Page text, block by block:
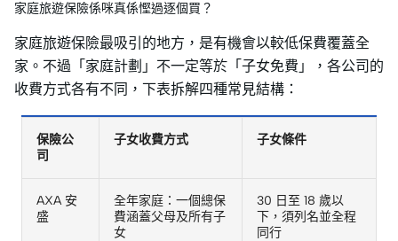
家庭旅遊保險係咪真係慳過逐個買？
家庭旅遊保險最吸引的地方，是有機會以較低保費覆蓋全
家。不過「家庭計劃」不一定等於「子女免費」，各公司的
收費方式各有不同，下表拆解四種常見結構：
保險公
司
子女收費方式 子女條件
AXA 安
盛
全年家庭：一個總保
費涵蓋父母及所有子
女
30 日至 18 歲以
下，須列名並全程
同行